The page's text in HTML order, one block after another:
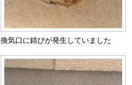
換気口に錆びが発生していました